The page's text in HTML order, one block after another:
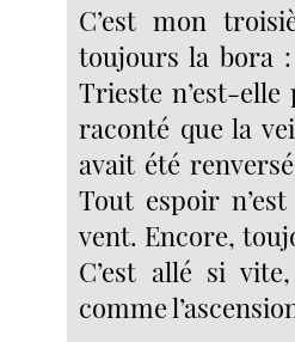
C’est mon
toujours la bora
Trieste n’est-elle
raconté que la
avait été
Tout espoir
vent. Encore,
C’est allé si
comme